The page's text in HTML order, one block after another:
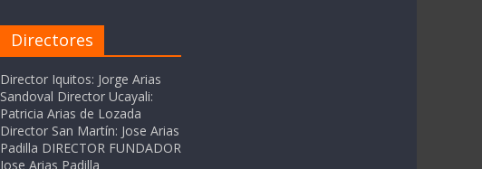
Directores
Director Iquitos: Jorge Arias
Sandoval Director Ucayali:
Patricia Arias de Lozada
Director San Martín: Jose Arias
Padilla DIRECTOR FUNDADOR
Jose Arias Padilla